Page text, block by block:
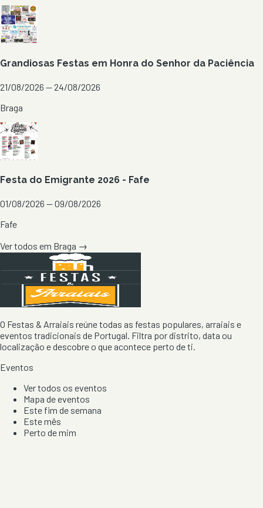
Grandiosas Festas em Honra do Senhor da Paciência
21/08/2026 — 24/08/2026
Braga
Festa do Emigrante 2026 - Fafe
01/08/2026 — 09/08/2026
Fafe
Ver todos em Braga →
O Festas & Arraiais reúne todas as festas populares, arraiais e
eventos tradicionais de Portugal. Filtra por distrito, data ou
localização e descobre o que acontece perto de ti.
Eventos
Ver todos os eventos
Mapa de eventos
Este fim de semana
Este mês
Perto de mim